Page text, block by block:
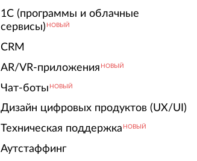
1С (программы и облачные
сервисы) НОВЫЙ
CRM
AR/VR-приложения НОВЫЙ
Чат-боты НОВЫЙ
Дизайн цифровых продуктов (UX/UI)
Техническая поддержка НОВЫЙ
Аутстаффинг